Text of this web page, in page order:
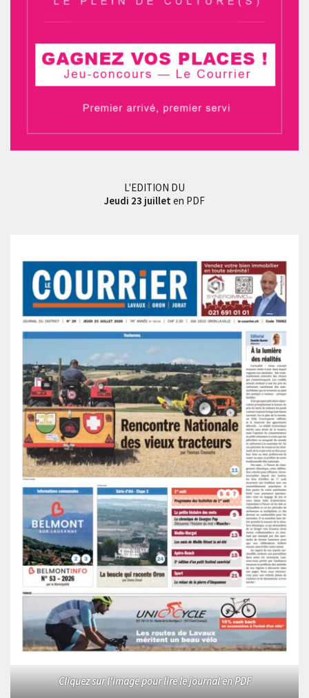
L'EDITION DU
Jeudi 23 juillet en PDF
Cliquez sur l'image pour lire le journal en PDF